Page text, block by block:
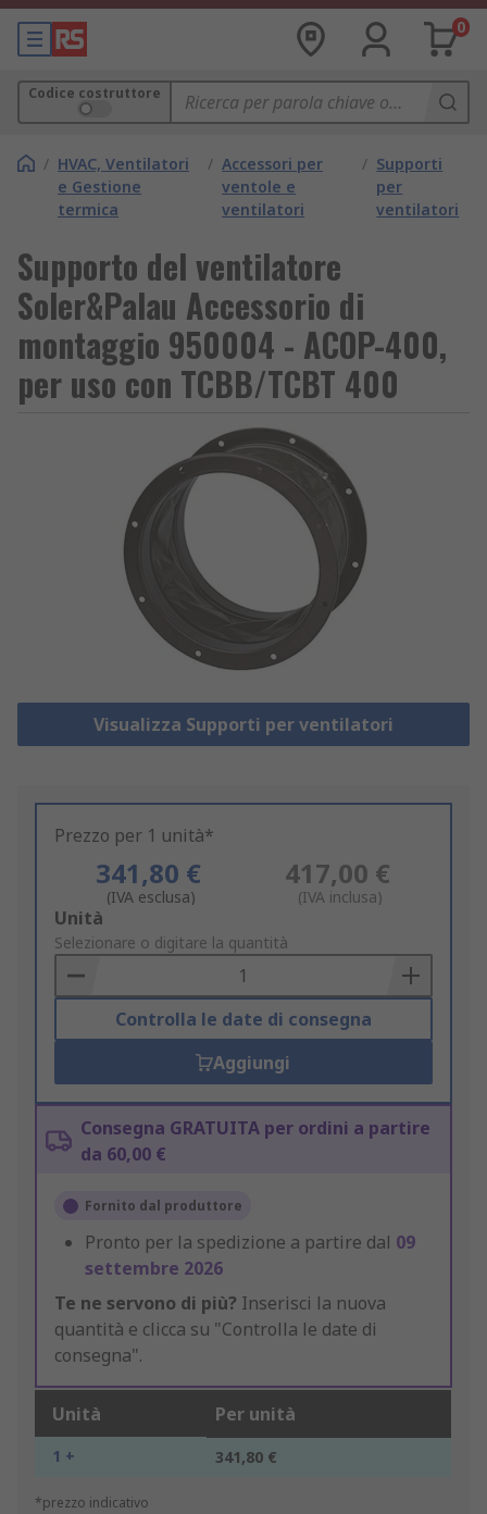
0
Codice costruttore
/ HVAC, Ventilatori
e Gestione
termica
/ Accessori per
ventole e
ventilatori
/ Supporti
per
ventilatori
Supporto del ventilatore
Soler&Palau Accessorio di
montaggio 950004 - ACOP-400,
per uso con TCBB/TCBT 400
Visualizza Supporti per ventilatori
Prezzo per 1 unità*
341,80 €
(IVA esclusa)
417,00 €
(IVA inclusa)
Add
to
Basket
Unità
Selezionare o digitare la quantità
Controlla le date di consegna
Aggiungi
Consegna GRATUITA per ordini a partire
da 60,00 €
Fornito dal produttore
Pronto per la spedizione a partire dal 09
settembre 2026
Te ne servono di più? Inserisci la nuova
quantità e clicca su "Controlla le date di
consegna".
Unità Per unità
1 + 341,80 €
*prezzo indicativo